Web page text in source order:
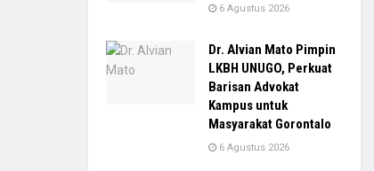
6 Agustus 2026
Dr. Alvian Mato Pimpin
LKBH UNUGO, Perkuat
Barisan Advokat
Kampus untuk
Masyarakat Gorontalo
6 Agustus 2026